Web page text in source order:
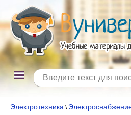
Электротехника \